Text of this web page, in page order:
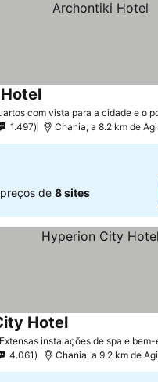
com vista para a cidade e o
Ver preços
1.497 Chania, a 8.2 km de
de 8 sites
Extensas instalações de spa e
HotelVer preços
4.061 Chania, a 9.2 km de